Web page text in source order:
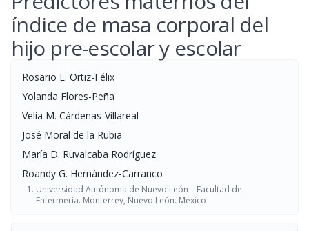
índice de masa corporal del
hijo pre-escolar y escolar
Rosario E. Ortiz-Félix
Yolanda Flores-Peña
Velia M. Cárdenas-Villareal
José Moral de la Rubia
María D. Ruvalcaba Rodríguez
Roandy G. Hernández-Carranco
Universidad Autónoma de Nuevo León – Facultad de
Enfermería. Monterrey, Nuevo León. México